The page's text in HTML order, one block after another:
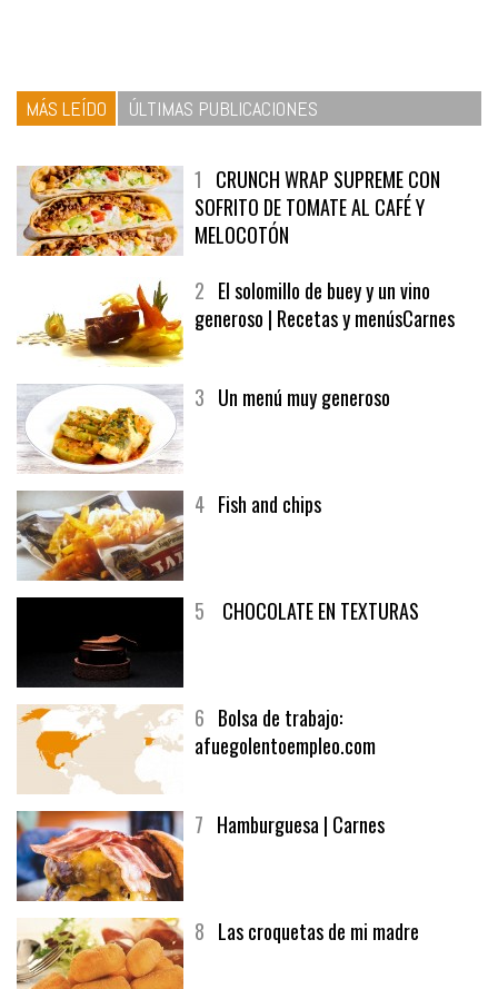
1CRUNCH WRAP SUPREME CON
SOFRITO DE TOMATE AL CAFÉ Y
MELOCOTÓN
2El solomillo de buey y un vino
6Bolsa de trabajo: